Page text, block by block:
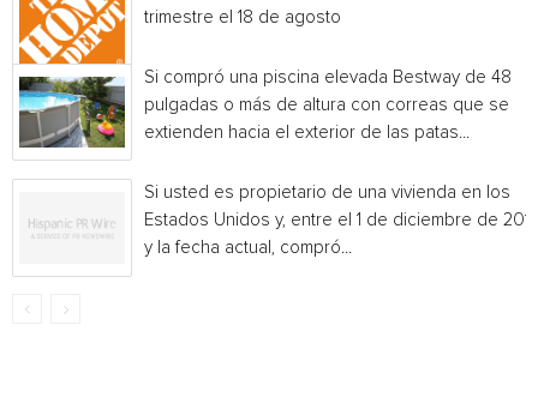
trimestre el 18 de agosto
Si compró una piscina elevada Bestway de 48
pulgadas o más de altura con correas que se
extienden hacia el exterior de las patas...
Si usted es propietario de una vivienda en los
Estados Unidos y, entre el 1 de diciembre de
y la fecha actual, compró...